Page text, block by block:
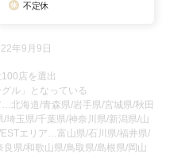
不定休
年9月9日
店を選出
ル」となっている
海道/青森県/岩手県/宮城県/秋田
埼玉県/千葉県/神奈川県/新潟県/山
エリア…富山県/石川県/福井県/
県/和歌山県/鳥取県/島根県/岡山